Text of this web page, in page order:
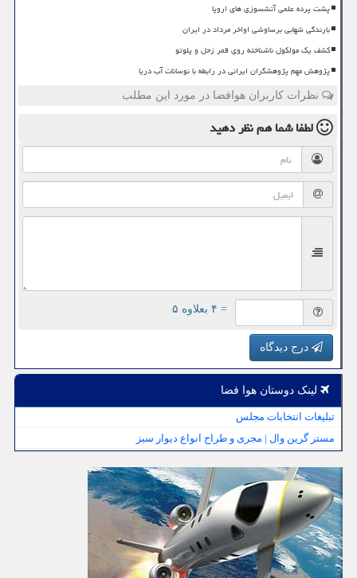
پشت پرده علمی آتشسوزی های اروپا
بارندگی شهابی برساوشی اواخر مرداد در ایران
کشف یک مولکول ناشناخته روی قمر زحل و پلوتو
پژوهش مهم پژوهشگران ایرانی در رابطه با نوسانات آب دریا
نظرات کاربران هوافضا در مورد این مطلب
لطفا شما همنظر دهید
= ۴ بعلاوه ۵
درج دیدگاه
لینک دوستان هوا فضا
تبلیغات انتخابات مجلس
مستر گرین وال | مجری و طراح انواع دیوار سبز